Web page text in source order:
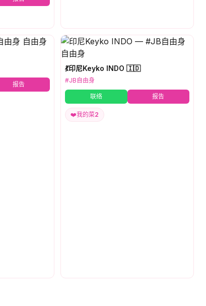
报告
💃印尼Keyko INDO 🇮🇩
#JB自由身
联络 报告
❤️我的菜2